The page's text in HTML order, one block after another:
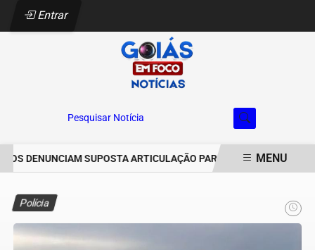
Entrar
Pesquisar Notícia
DENUNCIAM SUPOSTA ARTICULAÇÃO PARA INVASÕES DEMENU
Polícia